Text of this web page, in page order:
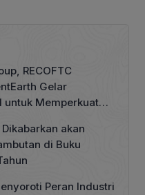
RECOFTC
Gelar
untuk Memperkuat
akan
di Buku
Peran Industri